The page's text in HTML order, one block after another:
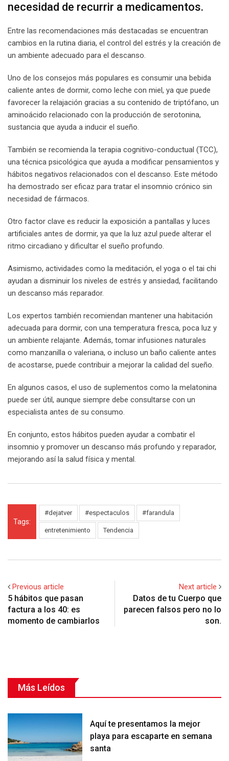
necesidad de recurrir a medicamentos.
Entre las recomendaciones más destacadas se encuentran
cambios en la rutina diaria, el control del estrés y la creación de
un ambiente adecuado para el descanso.
Uno de los consejos más populares es consumir una bebida
caliente antes de dormir, como leche con miel, ya que puede
favorecer la relajación gracias a su contenido de triptófano, un
aminoácido relacionado con la producción de serotonina,
sustancia que ayuda a inducir el sueño.
También se recomienda la terapia cognitivo-conductual (TCC),
una técnica psicológica que ayuda a modificar pensamientos y
hábitos negativos relacionados con el descanso. Este método
ha demostrado ser eficaz para tratar el insomnio crónico sin
necesidad de fármacos.
Otro factor clave es reducir la exposición a pantallas y luces
artificiales antes de dormir, ya que la luz azul puede alterar el
ritmo circadiano y dificultar el sueño profundo.
Asimismo, actividades como la meditación, el yoga o el tai chi
ayudan a disminuir los niveles de estrés y ansiedad, facilitando
un descanso más reparador.
Los expertos también recomiendan mantener una habitación
adecuada para dormir, con una temperatura fresca, poca luz y
un ambiente relajante. Además, tomar infusiones naturales
como manzanilla o valeriana, o incluso un baño caliente antes
de acostarse, puede contribuir a mejorar la calidad del sueño.
En algunos casos, el uso de suplementos como la melatonina
puede ser útil, aunque siempre debe consultarse con un
especialista antes de su consumo.
En conjunto, estos hábitos pueden ayudar a combatir el
insomnio y promover un descanso más profundo y reparador,
mejorando así la salud física y mental.
Tags:
#dejatver #espectaculos #farandula
entretenimiento Tendencia
Previous article
5 hábitos que pasan
factura a los 40: es
momento de cambiarlos
Next article
Datos de tu Cuerpo que
parecen falsos pero no lo
son.
Más Leídos
Aquí te presentamos la mejor
playa para escaparte en semana
santa